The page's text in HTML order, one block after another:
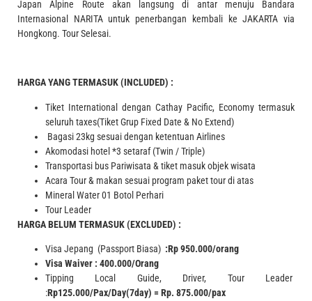
Japan Alpine Route akan langsung di antar menuju Bandara
Internasional NARITA untuk penerbangan kembali ke JAKARTA via
Hongkong. Tour Selesai.
HARGA YANG TERMASUK (INCLUDED) :
Tiket International dengan Cathay Pacific, Economy termasuk
seluruh taxes(Tiket Grup Fixed Date & No Extend)
Bagasi 23kg sesuai dengan ketentuan Airlines
Akomodasi hotel *3 setaraf (Twin / Triple)
Transportasi bus Pariwisata & tiket masuk objek wisata
Acara Tour & makan sesuai program paket tour di atas
Mineral Water 01 Botol Perhari
Tour Leader
HARGA BELUM TERMASUK (EXCLUDED) :
Visa Jepang (Passport Biasa) :Rp 950.000/orang
Visa Waiver : 400.000/Orang
Tipping Local Guide, Driver, Tour Leader
:Rp125.000/Pax/Day(7day) = Rp. 875.000/pax